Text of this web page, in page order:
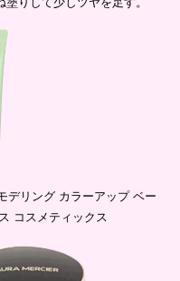
デリング カラーアップ ベー
コスメティックス